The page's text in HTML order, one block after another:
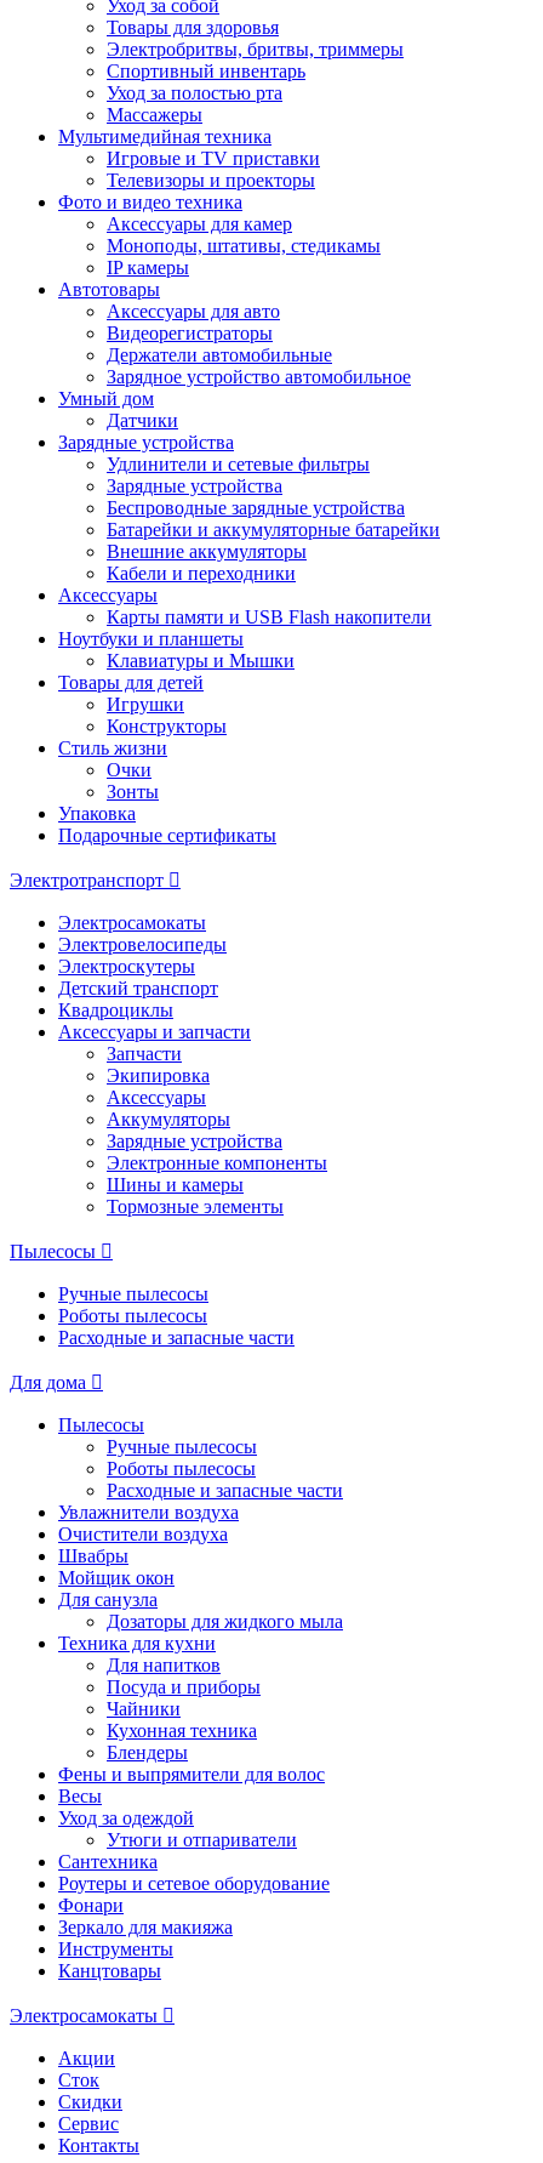
Уход за собой
Товары для здоровья
Электробритвы, бритвы, триммеры
Спортивный инвентарь
Уход за полостью рта
Массажеры
Мультимедийная техника
Игровые и TV приставки
Телевизоры и проекторы
Фото и видео техника
Аксессуары для камер
Моноподы, штативы, стедикамы
IP камеры
Автотовары
Аксессуары для авто
Видеорегистраторы
Держатели автомобильные
Зарядное устройство автомобильное
Умный дом
Датчики
Зарядные устройства
Удлинители и сетевые фильтры
Зарядные устройства
Беспроводные зарядные устройства
Батарейки и аккумуляторные батарейки
Внешние аккумуляторы
Кабели и переходники
Аксессуары
Карты памяти и USB Flash накопители
Ноутбуки и планшеты
Клавиатуры и Мышки
Товары для детей
Игрушки
Конструкторы
Стиль жизни
Очки
Зонты
Упаковка
Подарочные сертификаты
Электротранспорт
Электросамокаты
Электровелосипеды
Электроскутеры
Детский транспорт
Квадроциклы
Аксессуары и запчасти
Запчасти
Экипировка
Аксессуары
Аккумуляторы
Зарядные устройства
Электронные компоненты
Шины и камеры
Тормозные элементы
Пылесосы
Ручные пылесосы
Роботы пылесосы
Расходные и запасные части
Для дома
Пылесосы
Ручные пылесосы
Роботы пылесосы
Расходные и запасные части
Увлажнители воздуха
Очистители воздуха
Швабры
Мойщик окон
Для санузла
Дозаторы для жидкого мыла
Техника для кухни
Для напитков
Посуда и приборы
Чайники
Кухонная техника
Блендеры
Фены и выпрямители для волос
Весы
Уход за одеждой
Утюги и отпариватели
Сантехника
Роутеры и сетевое оборудование
Фонари
Зеркало для макияжа
Инструменты
Канцтовары
Электросамокаты
Акции
Сток
Скидки
Сервис
Контакты